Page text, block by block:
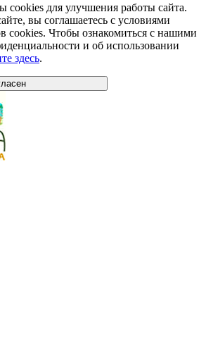
для улучшения работы сайта.
вы соглашаетесь с условиями
cookies. Чтобы ознакомиться с нашими
и об использовании
здесь.